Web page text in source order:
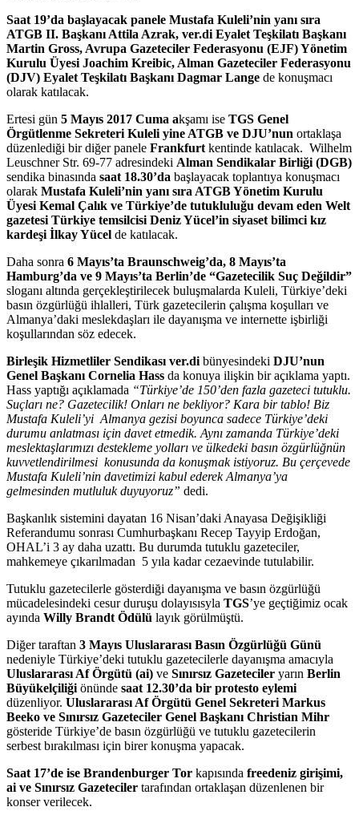
Saat 19’da başlayacak panele Mustafa Kuleli’nin yanı sıra
ATGB II. Başkanı Attila Azrak, ver.di Eyalet Teşkilatı Başkanı
Martin Gross, Avrupa Gazeteciler Federasyonu (EJF) Yönetim
Kurulu Üyesi Joachim Kreibic, Alman Gazeteciler Federasyonu
(DJV) Eyalet Teşkilatı Başkanı Dagmar Lange de konuşmacı
olarak katılacak.
Ertesi gün 5 Mayıs 2017 Cuma akşamı ise TGS Genel
Örgütlenme Sekreteri Kuleli yine ATGB ve DJU’nun ortaklaşa
düzenlediği bir diğer panele Frankfurt kentinde katılacak. Wilhelm
Leuschner Str. 69-77 adresindeki Alman Sendikalar Birliği (DGB)
sendika binasında saat 18.30’da başlayacak toplantıya konuşmacı
olarak Mustafa Kuleli’nin yanı sıra ATGB Yönetim Kurulu
Üyesi Kemal Çalık ve Türkiye’de tutukluluğu devam eden Welt
gazetesi Türkiye temsilcisi Deniz Yücel’in siyaset bilimci kız
kardeşi İlkay Yücel de katılacak.
Daha sonra 6 Mayıs’ta Braunschweig’da, 8 Mayıs’ta
Hamburg’da ve 9 Mayıs’ta Berlin’de “Gazetecilik Suç Değildir”
sloganı altında gerçekleştirilecek buluşmalarda Kuleli, Türkiye’deki
basın özgürlüğü ihlalleri, Türk gazetecilerin çalışma koşulları ve
Almanya’daki meslekdaşları ile dayanışma ve internette işbirliği
koşullarından söz edecek.
Birleşik Hizmetliler Sendikası ver.di bünyesindeki DJU’nun
Genel Başkanı Cornelia Hass da konuya ilişkin bir açıklama yaptı.
Hass yaptığı açıklamada “Türkiye’de 150’den fazla gazeteci tutuklu.
Suçları ne? Gazetecilik! Onları ne bekliyor? Kara bir tablo! Biz
Mustafa Kuleli’yi Almanya gezisi boyunca sadece Türkiye’deki
durumu anlatması için davet etmedik. Aynı zamanda Türkiye’deki
meslektaşlarımızı destekleme yolları ve ülkedeki basın özgürlüğnün
kuvvetlendirilmesi konusunda da konuşmak istiyoruz. Bu çerçevede
Mustafa Kuleli’nin davetimizi kabul ederek Almanya’ya
gelmesinden mutluluk duyuyoruz” dedi.
Başkanlık sistemini dayatan 16 Nisan’daki Anayasa Değişikliği
Referandumu sonrası Cumhurbaşkanı Recep Tayyip Erdoğan,
OHAL’i 3 ay daha uzattı. Bu durumda tutuklu gazeteciler,
mahkemeye çıkarılmadan 5 yıla kadar cezaevinde tutulabilir.
Tutuklu gazetecilerle gösterdiği dayanışma ve basın özgürlüğü
mücadelesindeki cesur duruşu dolayısısyla TGS’ye geçtiğimiz ocak
ayında Willy Brandt Ödülü layık görülmüştü.
Diğer taraftan 3 Mayıs Uluslararası Basın Özgürlüğü Günü
nedeniyle Türkiye’deki tutuklu gazetecilerle dayanışma amacıyla
Uluslararası Af Örgütü (ai) ve Sınırsız Gazeteciler yarın Berlin
Büyükelçiliği önünde saat 12.30’da bir protesto eylemi
düzenliyor. Uluslararası Af Örgütü Genel Sekreteri Markus
Beeko ve Sınırsız Gazeteciler Genel Başkanı Christian Mihr
gösteride Türkiye’de basın özgürlüğü ve tutuklu gazetecilerin
serbest bırakılması için birer konuşma yapacak.
Saat 17’de ise Brandenburger Tor kapısında freedeniz girişimi,
ai ve Sınırsız Gazeteciler tarafından ortaklaşan düzenlenen bir
konser verilecek.